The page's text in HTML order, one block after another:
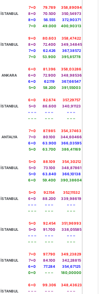
İSTANBUL
7+0
8+0
8+0
7+0
79.789
70.500
56.555
49.000
358,89094
350,54973
372,90371
400,90313
İSTANBUL
9+0
8+0
7+0
7+0
80.603
72.400
62.426
53.900
358,47422
349,34845
367,38572
395,85778
ANKARA
6+0
6+0
6+0
5+0
81.396
72.900
62.119
58.200
358,03286
348,98536
367,66547
391,55003
İSTANBUL
6+0
5+0
– – –
– – –
82.674
86.600
– – –
– – –
357,29757
340,91123
– – –
– – –
ANTALYA
7+0
7+0
6+0
5+0
87.985
80.100
63.900
63.700
354,37463
344,60466
366,03595
386,41169
İSTANBUL
5+0
5+0
5+0
6+0
88.109
73.100
63.840
59.400
354,30212
348,87861
366,10138
390,38604
İSTANBUL
5+0
6+0
– – –
– – –
92.154
88.200
– – –
– – –
352,11532
339,98619
– – –
– – –
İSTANBUL
5+0
5+0
– – –
– – –
92.454
91.700
– – –
– – –
351,96993
338,05585
– – –
– – –
İSTANBUL
7+0
7+0
6+0
0+0
97.790
84.100
77.284
– – –
349,23829
342,28815
354,67125
180,00000
İSTANBUL
6+0
– – –
99.306
– – –
348,43623
– – –